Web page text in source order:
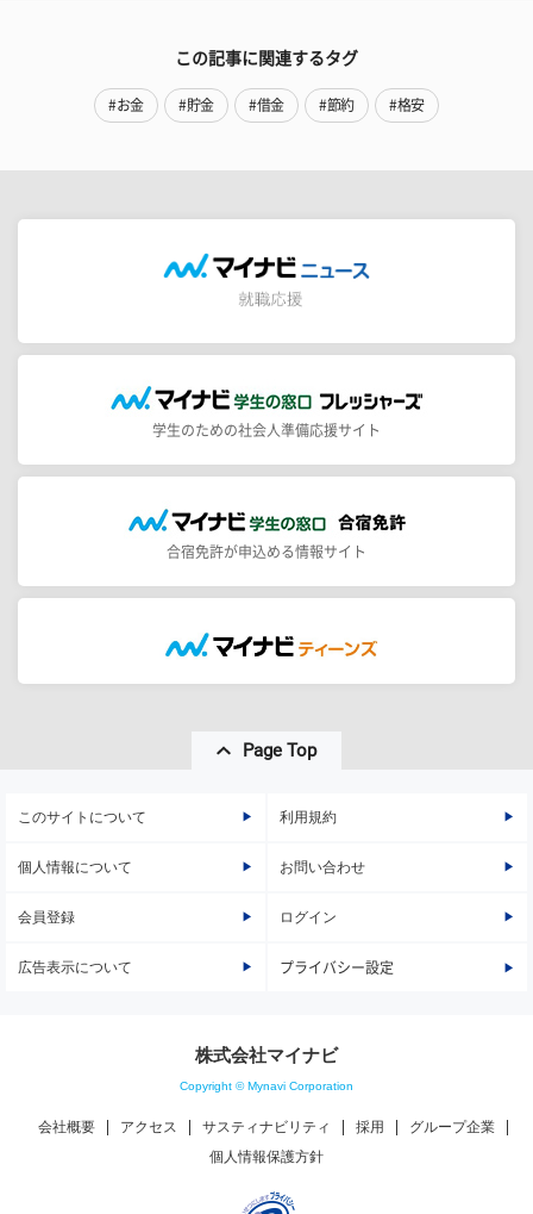
この記事に関連するタグ
#お金 #貯金 #借金 #節約 #格安
学生のための社会人準備応援サイト
合宿免許が申込める情報サイト
Page Top
このサイトについて 利用規約
個人情報について お問い合わせ
会員登録 ログイン
広告表示について プライバシー設定
株式会社マイナビ
Copyright © Mynavi Corporation
会社概要 アクセス サスティナビリティ 採用
グループ企業
個人情報保護方針